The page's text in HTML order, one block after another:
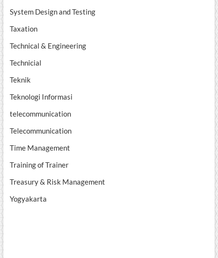
System Design and Testing
Taxation
Technical & Engineering
Technicial
Teknik
Teknologi Informasi
telecommunication
Telecommunication
Time Management
Training of Trainer
Treasury & Risk Management
Yogyakarta